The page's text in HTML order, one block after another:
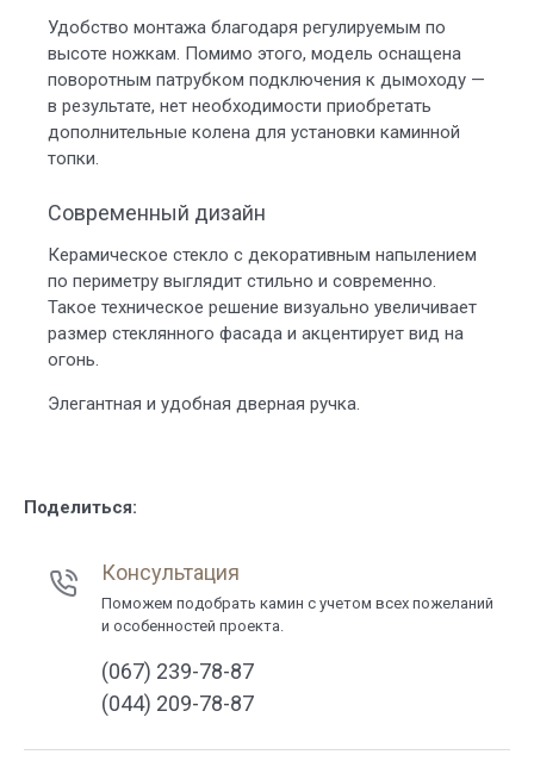
Удобство монтажа благодаря регулируемым по
высоте ножкам. Помимо этого, модель оснащена
поворотным патрубком подключения к дымоходу —
в результате, нет необходимости приобретать
дополнительные колена для установки каминной
топки.
Современный дизайн
Керамическое стекло с декоративным напылением
по периметру выглядит стильно и современно.
Такое техническое решение визуально увеличивает
размер стеклянного фасада и акцентирует вид на
огонь.
Элегантная и удобная дверная ручка.
Поделиться:
Консультация
Поможем подобрать камин с учетом всех пожеланий
и особенностей проекта.
(067) 239-78-87
(044) 209-78-87